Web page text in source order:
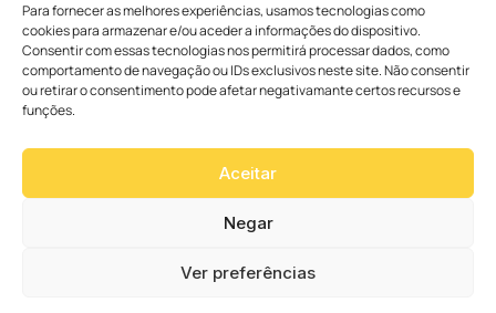
Para fornecer as melhores experiências, usamos tecnologias como
cookies para armazenar e/ou aceder a informações do dispositivo.
Consentir com essas tecnologias nos permitirá processar dados, como
comportamento de navegação ou IDs exclusivos neste site. Não consentir
ou retirar o consentimento pode afetar negativamante certos recursos e
funções.
Aceitar
Negar
Ver preferências
Notícias
Notícias da Arquidiocese
Notícias Cáritas
Palavra dos Bispos
Cúria Diocesana
Fundo Diocesano
Vicariatos da Educação
Eventos